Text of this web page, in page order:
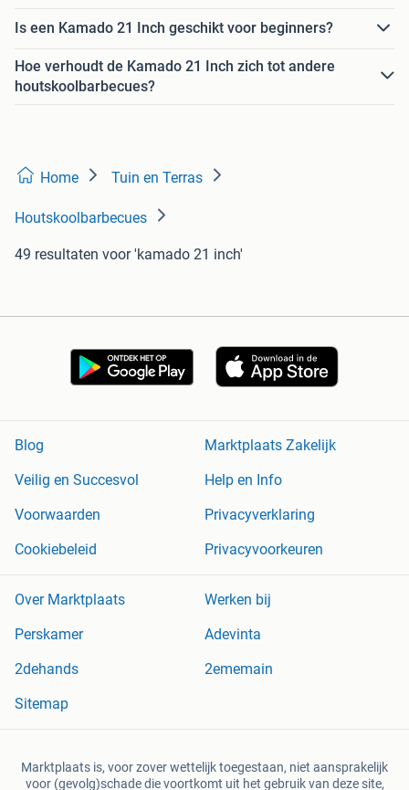
Is een Kamado 21 Inch geschikt voor beginners?
Hoe verhoudt de Kamado 21 Inch zich tot andere
houtskoolbarbecues?
Home Tuin en Terras
Houtskoolbarbecues
49 resultaten voor 'kamado 21 inch'
Blog
Marktplaats Zakelijk
Veilig en Succesvol
Help en Info
Voorwaarden
Privacyverklaring
Cookiebeleid
Privacyvoorkeuren
Over Marktplaats
Werken bij
Perskamer
Adevinta
2dehands
2ememain
Sitemap
Marktplaats is, voor zover wettelijk toegestaan, niet aansprakelijk
voor (gevolg)schade die voortkomt uit het gebruik van deze site,